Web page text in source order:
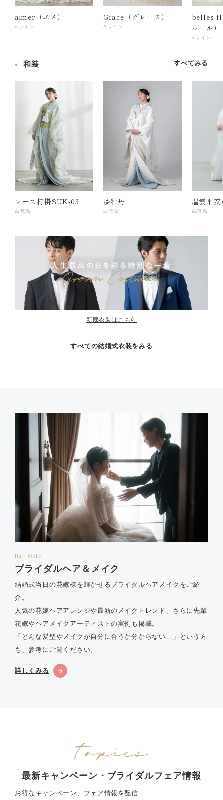
aimer（エメ）
Aライン
Grace（グレース）
Aライン
belles
ルール）
Aライン
和装 すべてみる
レース打掛SUK-03
白無垢
夢牡丹
白無垢
瑞雲平安
白無垢
新郎衣装はこちら
すべての結婚式衣装をみる
Hair Make
ブライダルヘア＆メイク
結婚式当日の花嫁様を輝かせるブライダルヘアメイクをご紹
介。
人気の花嫁ヘアアレンジや最新のメイクトレンド、さらに先輩
花嫁やヘアメイクアーティストの実例も掲載。
「どんな髪型やメイクが自分に合うか分からない…」という方
も、参考にご覧ください。
詳しくみる
最新キャンペーン・ブライダルフェア情報
お得なキャンペーン、フェア情報を配信